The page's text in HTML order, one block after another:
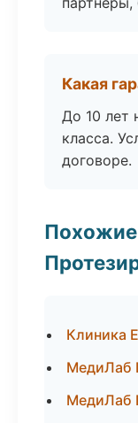
Какая
До 10 лет
класса.
договоре.
Клиника
МедиЛаб
МедиЛаб